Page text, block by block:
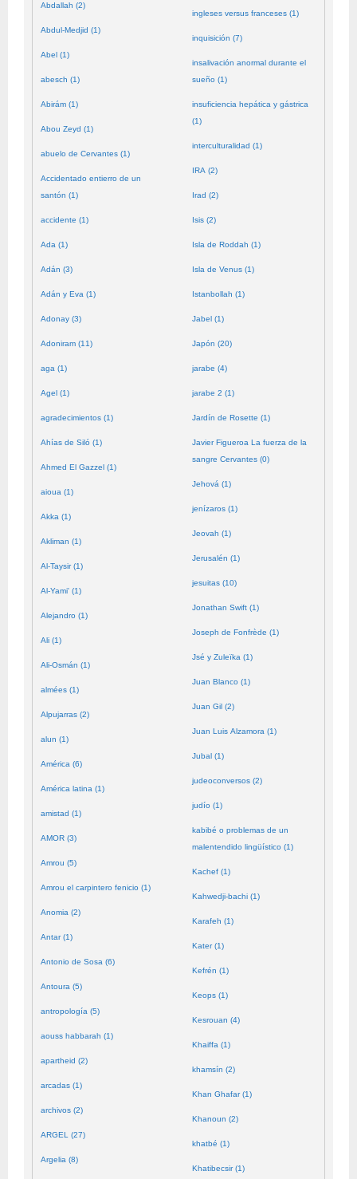
Abdallah (2)
Abdul-Medjid (1)
Abel (1)
abesch (1)
Abirám (1)
Abou Zeyd (1)
abuelo de Cervantes (1)
Accidentado entierro de un
santón (1)
accidente (1)
Ada (1)
Adán (3)
Adán y Eva (1)
Adonay (3)
Adoniram (11)
aga (1)
Agel (1)
agradecimientos (1)
Ahías de Siló (1)
Ahmed El Gazzel (1)
aioua (1)
Akka (1)
Akliman (1)
Al-Taysir (1)
Al-Yami' (1)
Alejandro (1)
Ali (1)
Ali-Osmán (1)
almées (1)
Alpujarras (2)
alun (1)
América (6)
América latina (1)
amistad (1)
AMOR (3)
Amrou (5)
Amrou el carpintero fenicio (1)
Anomia (2)
Antar (1)
Antonio de Sosa (6)
Antoura (5)
antropología (5)
aouss habbarah (1)
apartheid (2)
arcadas (1)
archivos (2)
ARGEL (27)
Argelia (8)
ingleses versus franceses (1)
inquisición (7)
insalivación anormal durante el
sueño (1)
insuficiencia hepática y gástrica
(1)
interculturalidad (1)
IRA (2)
Irad (2)
Isis (2)
Isla de Roddah (1)
Isla de Venus (1)
Istanbollah (1)
Jabel (1)
Japón (20)
jarabe (4)
jarabe 2 (1)
Jardín de Rosette (1)
Javier Figueroa La fuerza de la
sangre Cervantes (0)
Jehová (1)
jenízaros (1)
Jeovah (1)
Jerusalén (1)
jesuitas (10)
Jonathan Swift (1)
Joseph de Fonfrède (1)
Jsé y Zuleïka (1)
Juan Blanco (1)
Juan Gil (2)
Juan Luis Alzamora (1)
Jubal (1)
judeoconversos (2)
judío (1)
kabibé o problemas de un
malentendido lingüístico (1)
Kachef (1)
Kahwedji-bachi (1)
Karafeh (1)
Kater (1)
Kefrén (1)
Keops (1)
Kesrouan (4)
Khaiffa (1)
khamsín (2)
Khan Ghafar (1)
Khanoun (2)
khatbé (1)
Khatibecsir (1)